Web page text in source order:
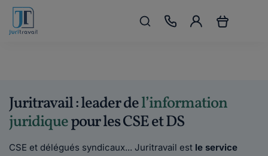
Juritravail : leader del’information
juridiquepour les CSE et DS
CSE et délégués syndicaux... Juritravail est le service